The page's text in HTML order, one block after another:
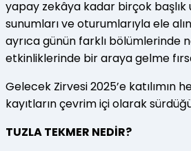
yapay zekâya kadar birçok başlık
sunumları ve oturumlarıyla ele
ayrıca günün farklı bölümlerinde
etkinliklerinde bir araya gelme
Gelecek Zirvesi 2025’e katılımın
kayıtların çevrim içi olarak
TUZLA TEKMER NEDİR?